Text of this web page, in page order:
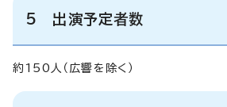
5 出演予定者数
約150人（広響を除く）